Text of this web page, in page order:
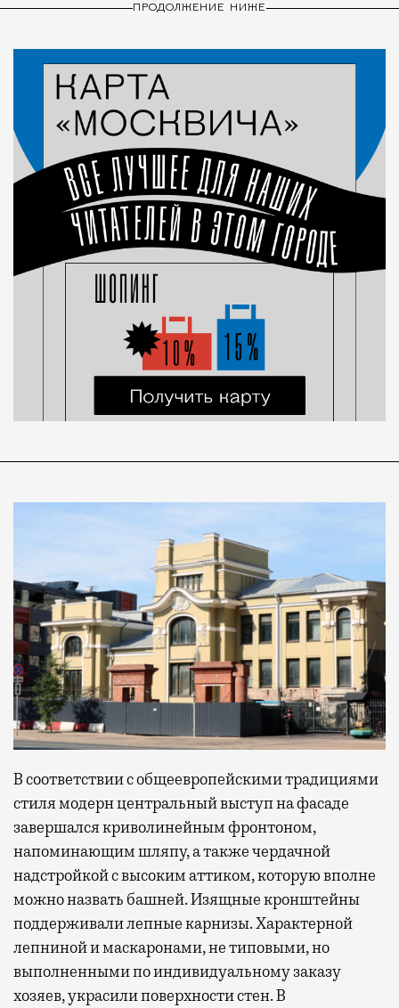
ПРОДОЛЖЕНИЕ НИЖЕ
В соответствии с общеевропейскими традициями
стиля модерн центральный выступ на фасаде
завершался криволинейным фронтоном,
напоминающим шляпу, а также чердачной
надстройкой с высоким аттиком, которую вполне
можно назвать башней. Изящные кронштейны
поддерживали лепные карнизы. Характерной
лепниной и маскаронами, не типовыми, но
выполненными по индивидуальному заказу
хозяев, украсили поверхности стен. В